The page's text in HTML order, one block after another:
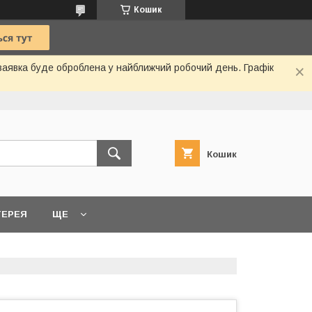
Кошик
буде оброблена у найближчий робочий день. Графік
Кошик
ЩЕ